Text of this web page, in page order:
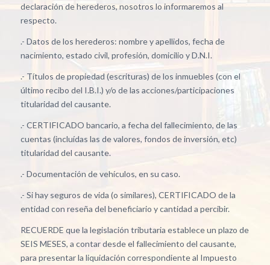
declaración de herederos, nosotros lo informaremos al
respecto.
.- Datos de los herederos: nombre y apellidos, fecha de
nacimiento, estado civil, profesión, domicilio y D.N.I.
.- Títulos de propiedad (escrituras) de los inmuebles (con el
último recibo del I.B.I.) y/o de las acciones/participaciones
titularidad del causante.
.- CERTIFICADO bancario, a fecha del fallecimiento, de las
cuentas (incluídas las de valores, fondos de inversión, etc)
titularidad del causante.
.- Documentación de vehículos, en su caso.
.- Si hay seguros de vida (o similares), CERTIFICADO de la
entidad con reseña del beneficiario y cantidad a percibir.
RECUERDE que la legislación tributaria establece un plazo de
SEIS MESES, a contar desde el fallecimiento del causante,
para presentar la liquidación correspondiente al Impuesto